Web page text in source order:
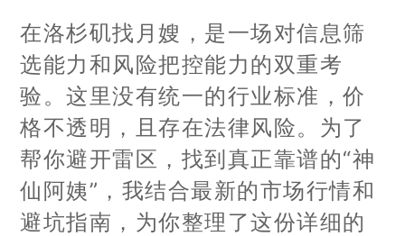
在洛杉矶找月嫂，是一场对信息筛
选能力和风险把控能力的双重考
验。这里没有统一的行业标准，价
格不透明，且存在法律风险。为了
帮你避开雷区，找到真正靠谱的“神
仙阿姨”，我结合最新的市场行情和
避坑指南，为你整理了这份详细的